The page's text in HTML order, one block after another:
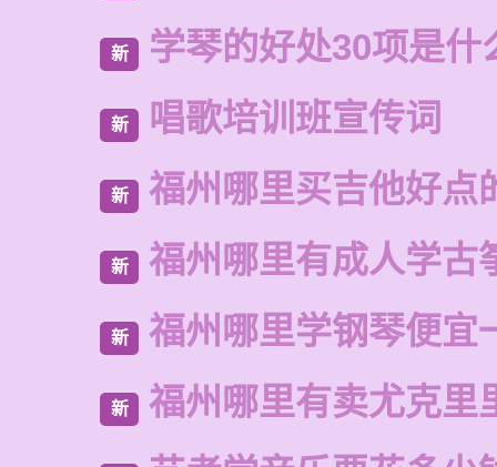
新 学琴的好处30项是什
新 唱歌培训班宣传词
新 福州哪里买吉他好点
新 福州哪里有成人学古
新 福州哪里学钢琴便宜
新 福州哪里有卖尤克里